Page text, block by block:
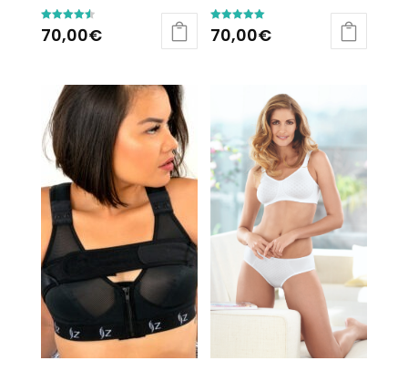
Note
4.57
70,00€
Note
5.00
70,00€